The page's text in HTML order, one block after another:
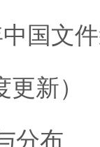
国文
新）
分布